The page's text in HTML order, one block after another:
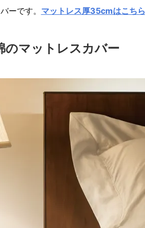
ーです。 マットレス厚35cmはこちら
のマットレスカバー